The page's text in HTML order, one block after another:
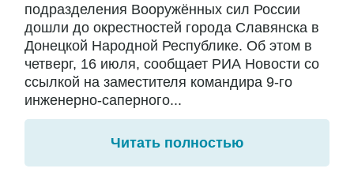
подразделения Вооружённых сил России
дошли до окрестностей города Славянска в
Донецкой Народной Республике. Об этом в
четверг, 16 июля, сообщает РИА Новости со
ссылкой на заместителя командира 9-го
инженерно-саперного...
Читать полностью